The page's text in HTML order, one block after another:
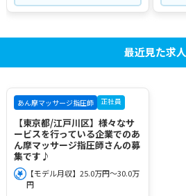
最近見た求人
あん摩マッサージ指圧師 正社員
【東京都/江戸川区】様々なサ
ービスを行っている企業でのあ
ん摩マッサージ指圧師さんの募
集です♪
【モデル月収】25.0万円～30.0万
円